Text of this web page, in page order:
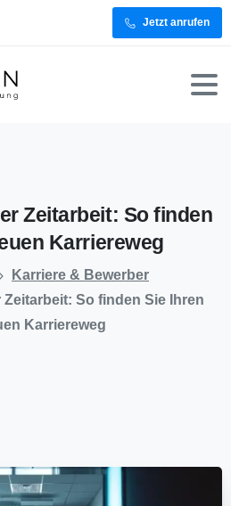
Jetzt anrufen
Zeitarbeit: So finden
Karriereweg
Karriere & Bewerber
So finden Sie Ihren
Karriereweg